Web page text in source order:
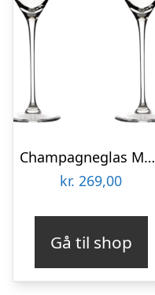
Champagneglas Med Gravering Til Bryllup 2 Stk – Aida Passion Connoisseur
kr. 269,00
Gå til shop